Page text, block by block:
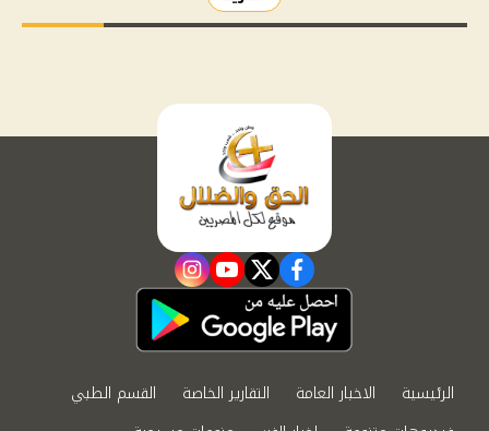
facebook
twitter
youtube
instagram
الرئيسية الاخبار العامة التقارير الخاصة
القسم الطبي